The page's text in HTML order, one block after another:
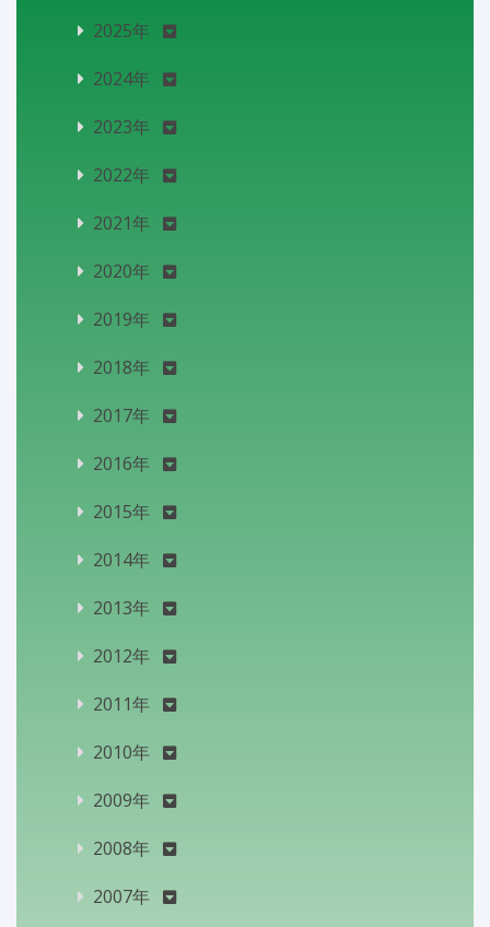
2025年
2024年
2023年
2022年
2021年
2020年
2019年
2018年
2017年
2016年
2015年
2014年
2013年
2012年
2011年
2010年
2009年
2008年
2007年